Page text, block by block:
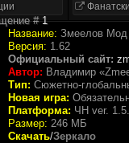
#1
Название: Змеелов Мод
Версия: 1.62
Официальный сайт:
Автор: Владимир
Тип: Сюжетно-
Новая игра:
Платформа: ЧН ver.
Размер: 246 МБ
Скачать/Зеркало